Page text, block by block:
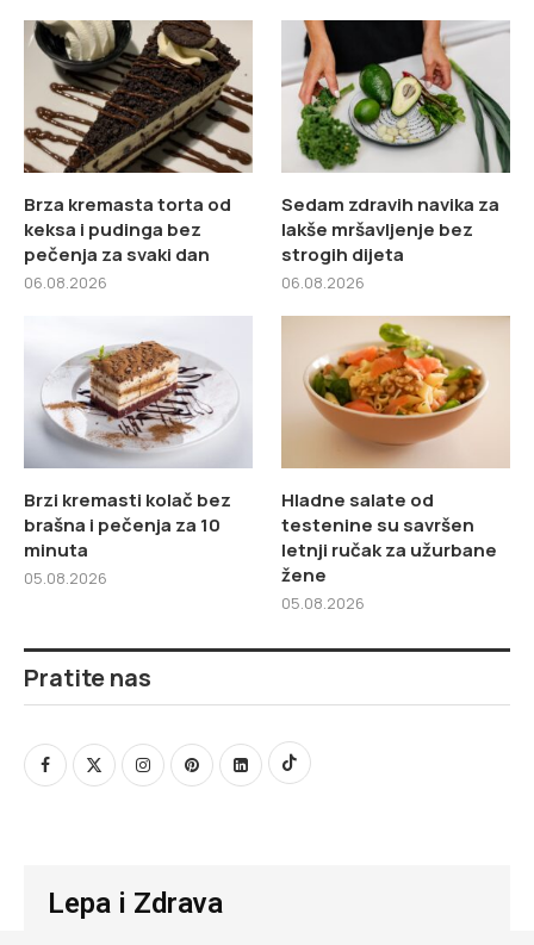
Brza kremasta torta od
keksa i pudinga bez
pečenja za svaki dan
06.08.2026
Sedam zdravih navika za
lakše mršavljenje bez
strogih dijeta
06.08.2026
Brzi kremasti kolač bez
brašna i pečenja za 10
minuta
05.08.2026
Hladne salate od
testenine su savršen
letnji ručak za užurbane
žene
05.08.2026
Pratite nas
Lepa i Zdrava